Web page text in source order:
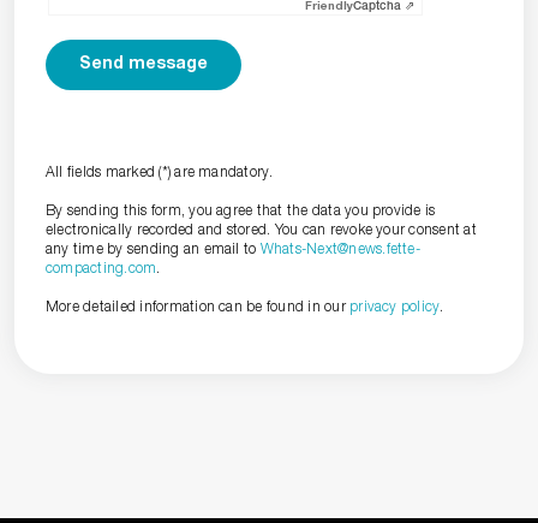
FriendlyCaptcha ⇗
All fields marked (*) are mandatory.
By sending this form, you agree that the data you provide is
electronically recorded and stored. You can revoke your consent at
any time by sending an email to Whats-Next@news.fette-
compacting.com.
More detailed information can be found in our privacy policy.